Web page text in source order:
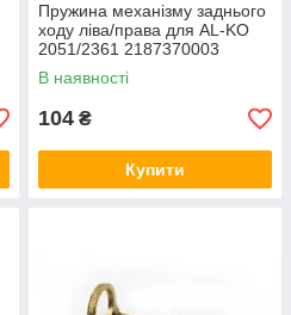
Пружина механізму заднього
ходу ліва/права для AL-KO
2051/2361 2187370003
В наявності
104 ₴
Купити